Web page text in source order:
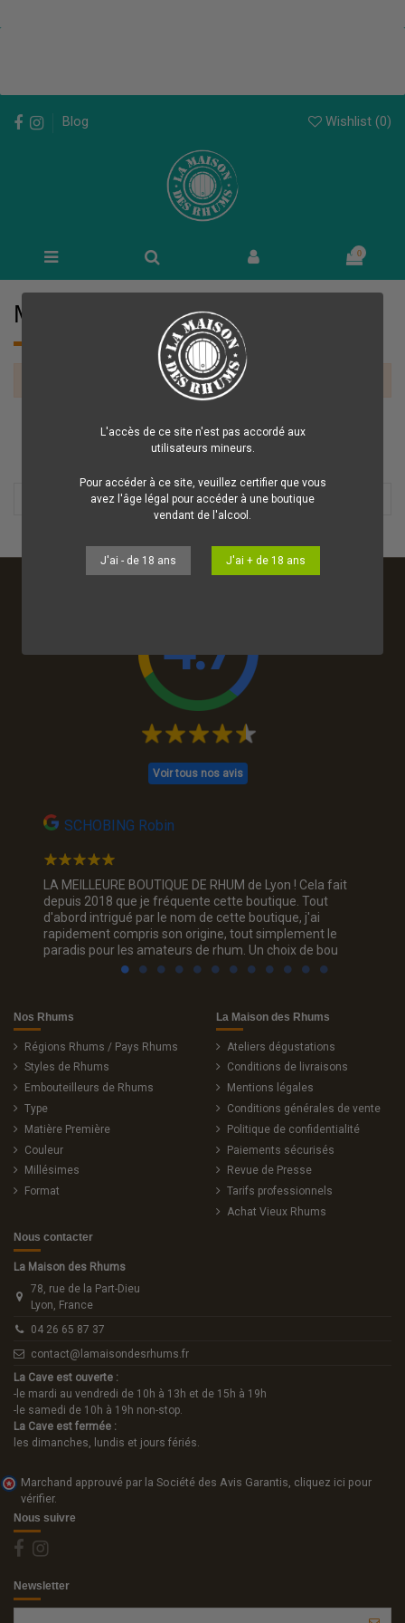
L'accès de ce site n'est pas accordé aux
utilisateurs mineurs.
Pour accéder à ce site, veuillez certifier que vous
avez l'âge légal pour accéder à une boutique
vendant de l'alcool.
J'ai - de 18 ans J'ai + de 18 ans
Blog Wishlist (0)
0
Millésime 1979
Effacer tout OK
4.7
Voir tous nos avis
SCHOBING Robin
LA MEILLEURE BOUTIQUE DE RHUM de Lyon ! Cela fait
depuis 2018 que je fréquente cette boutique. Tout
d'abord intrigué par le nom de cette boutique, j'ai
rapidement compris son origine, tout simplement le
paradis pour les amateurs de rhum. Un choix de bou
Nos Rhums
Régions Rhums / Pays Rhums
Styles de Rhums
Embouteilleurs de Rhums
Type
Matière Première
Couleur
Millésimes
Format
La Maison des Rhums
Ateliers dégustations
Conditions de livraisons
Mentions légales
Conditions générales de vente
Politique de confidentialité
Paiements sécurisés
Revue de Presse
Tarifs professionnels
Achat Vieux Rhums
Nous contacter
La Maison des Rhums
78, rue de la Part-Dieu
Lyon, France
04 26 65 87 37
contact@lamaisondesrhums.fr
La Cave est ouverte :
-le mardi au vendredi de 10h à 13h et de 15h à 19h
-le samedi de 10h à 19h non-stop.
La Cave est fermée :
les dimanches, lundis et jours fériés.
Marchand approuvé par la Société des Avis Garantis, cliquez ici pour
vérifier.
Nous suivre
Newsletter